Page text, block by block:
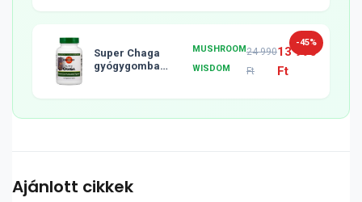
-45%
Super Chaga
gyógygomba
MUSHROOM
WISDOM
24 990
Ft
13 990
Ft
Ajánlott cikkek